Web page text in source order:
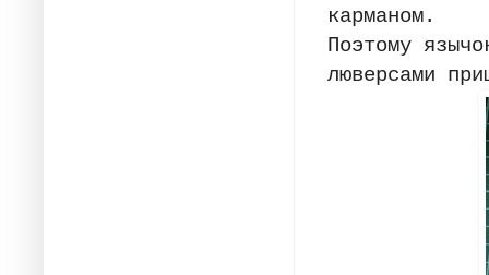
карманом.
Поэтому
люверсами